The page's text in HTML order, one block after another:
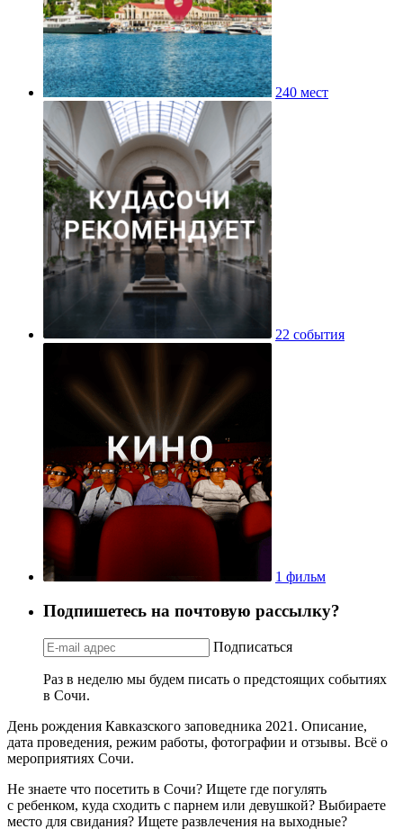
240 мест
22 события
1 фильм
Подпишетесь на почтовую рассылку?
Подписаться
Раз в неделю мы будем писать о предстоящих событиях
в Сочи.
День рождения Кавказского заповедника 2021. Описание,
дата проведения, режим работы, фотографии и отзывы. Всё о
мероприятиях Сочи.
Не знаете что посетить в Сочи? Ищете где погулять
с ребенком, куда сходить с парнем или девушкой? Выбираете
место для свидания? Ищете развлечения на выходные?